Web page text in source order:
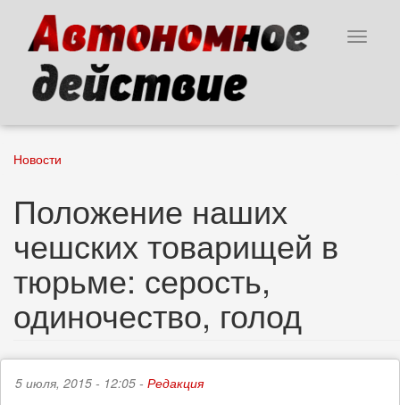
основному
содержанию
Toggle
Новости
Положение наших
чешских товарищей в
тюрьме: серость,
одиночество, голод
5 июля, 2015 - 12:05 - Редакция